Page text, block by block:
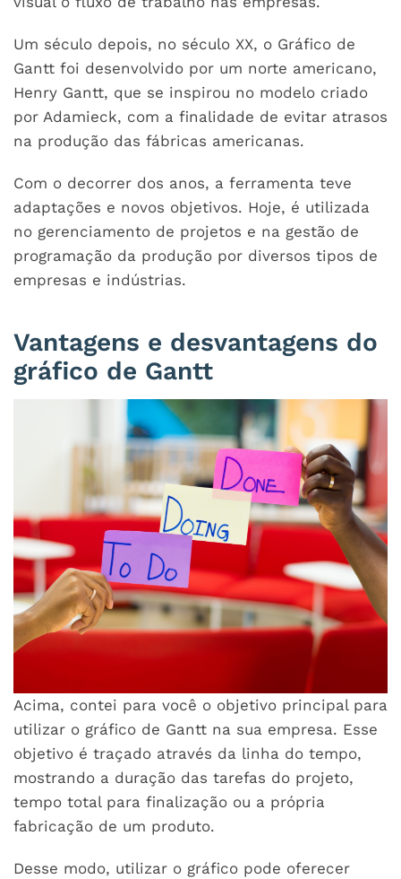
Um século depois, no século XX, o Gráfico de
Gantt foi desenvolvido por um norte americano,
Henry Gantt, que se inspirou no modelo criado
por Adamieck, com a finalidade de evitar atrasos
na produção das fábricas americanas.
Com o decorrer dos anos, a ferramenta teve
adaptações e novos objetivos. Hoje, é utilizada
no gerenciamento de projetos e na gestão de
programação da produção por diversos tipos de
empresas e indústrias.
Vantagens e desvantagens do
gráfico de Gantt
Acima, contei para você o objetivo principal para
utilizar o gráfico de Gantt na sua empresa. Esse
objetivo é traçado através da linha do tempo,
mostrando a duração das tarefas do projeto,
tempo total para finalização ou a própria
fabricação de um produto.
Desse modo, utilizar o gráfico pode oferecer